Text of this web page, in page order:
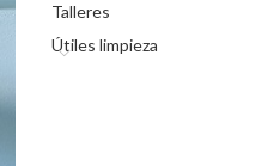
Talleres
Útiles limpieza